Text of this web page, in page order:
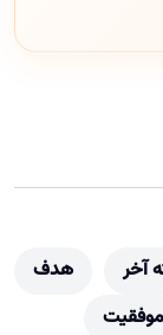
آخر
هدف
موفقیت